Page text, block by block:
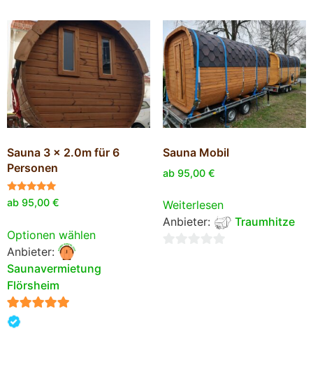
Sauna 3 x 2.0m für 6
Personen
Bewertet
mit
ab 95,00 €
Optionen wählen
Anbieter:
Saunavermietung
Flörsheim
5
Sauna Mobil
ab 95,00 €
Weiterlesen
Anbieter:
Traumhitze